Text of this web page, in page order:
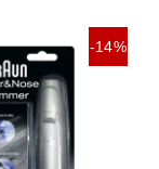
-14%